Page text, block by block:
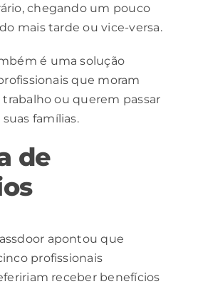
chegando um pouco
mais tarde ou vice-versa.
é uma solução
que moram
ou querem passar
famílias.
de
apontou que
profissionais
receber benefícios